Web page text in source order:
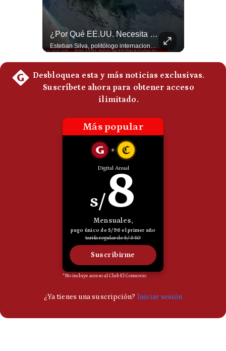
Frecuentes
¿Por Qué EE.UU. Necesita Desesperadamente Al Golfo? | Gestión Mundo